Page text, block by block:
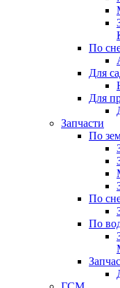
По
Для
Для
Запчасти
По
По
По